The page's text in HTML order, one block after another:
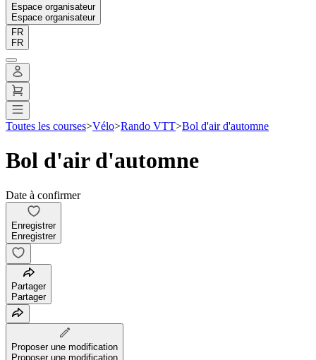
Espace organisateur
Espace organisateur
FR
FR
Toutes les courses>Vélo>Rando VTT>Bol d'air d'automne
Bol d'air d'automne
Date à confirmer
Enregistrer
Enregistrer
Partager
Partager
Proposer une modification
Proposer une modification